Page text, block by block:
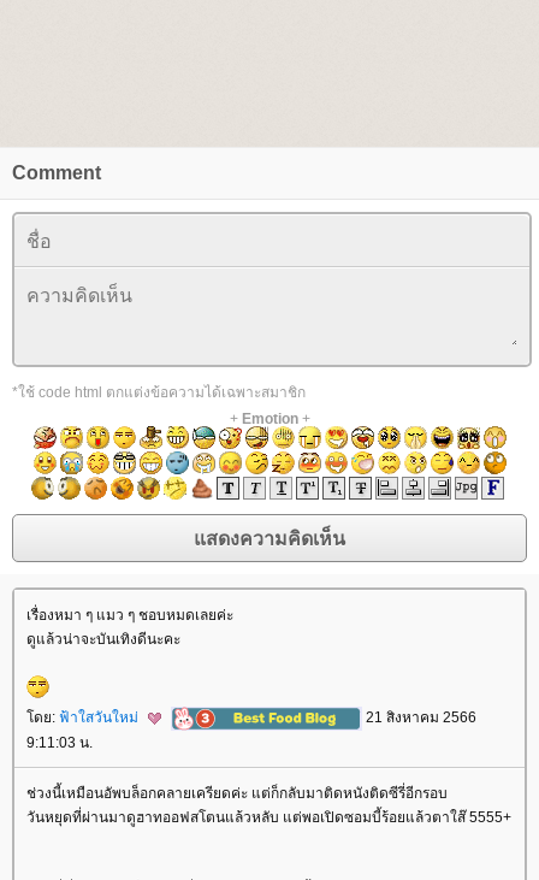
Comment
*ใช้ code html ตกแต่งข้อความได้เฉพาะสมาชิก
+ Emotion+
เรื่องหมา ๆ แมว ๆ ชอบหมดเลยค่ะ
ดูแล้วน่าจะบันเทิงดีนะคะ
ดย: ฟ้าใสวันใหม่
21 สิงหาคม 2566
9:11:03 น.
ช่วงนี้เหมือนอัพบล็อกคลายเครียดค่ะ แต่ก็กลับมาติดหนังติดซีรี่อีกรอบ
วันหยุดที่ผ่านมาดูฮาทออฟสโตนแล้วหลับ แต่พอเปิดซอมบี้ร้อยแล้วตาใส๊ 5555+